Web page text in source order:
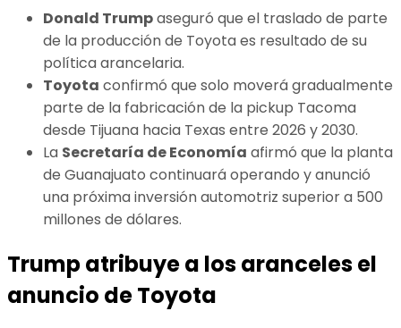
Donald Trumpaseguró que el traslado de parte
de la producción de Toyota es resultado de su
política arancelaria.
Toyota confirmó que solo moverá gradualmente
parte de la fabricación de la pickup Tacoma
desde Tijuana hacia Texas entre 2026 y 2030.
La Secretaría de Economía afirmó que la planta
de Guanajuato continuará operando y anunció
una próxima inversión automotriz superior a 500
millones de dólares.
Trump atribuye a los aranceles el
anuncio de Toyota